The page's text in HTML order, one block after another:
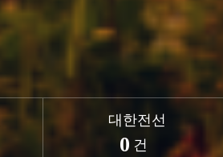
0 건
대한전선